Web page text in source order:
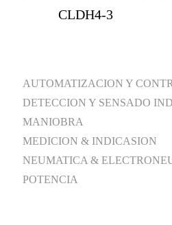
CLDH4-3
AUTOMATIZACION Y
DETECCION Y SENSADO
MANIOBRA
MEDICION & INDICASION
NEUMATICA &
POTENCIA